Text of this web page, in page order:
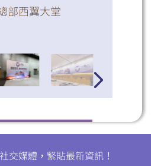
部西翼大堂
交媒體，緊貼最新資訊！